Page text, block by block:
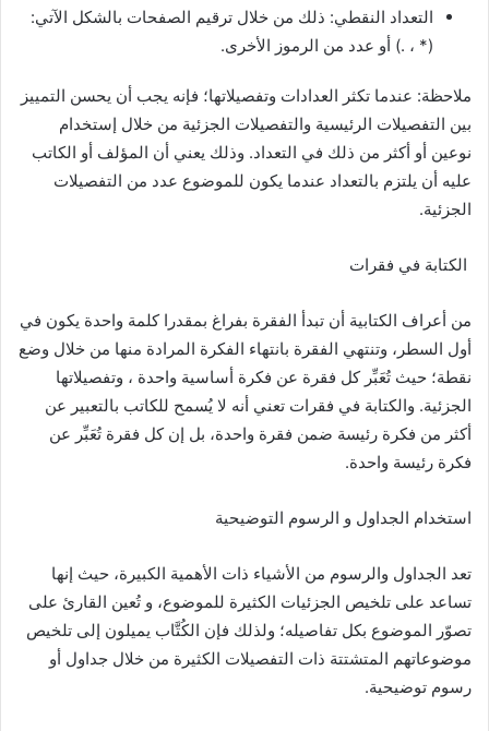
التعداد النقطي: ذلك من خلال ترقيم الصفحات بالشكل الآتي:
(* ، .) أو عدد من الرموز الأخرى.
ملاحظة: عندما تكثر العدادات وتفصيلاتها؛ فإنه يجب أن يحسن التمييز
بين التفصيلات الرئيسية والتفصيلات الجزئية من خلال إستخدام
نوعين أو أكثر من ذلك في التعداد. وذلك يعني أن المؤلف أو الكاتب
عليه أن يلتزم بالتعداد عندما يكون للموضوع عدد من التفصيلات
الجزئية.
الكتابة في فقرات
من أعراف الكتابية أن تبدأ الفقرة بفراغ بمقدرا كلمة واحدة يكون في
أول السطر، وتنتهي الفقرة بانتهاء الفكرة المرادة منها من خلال وضع
نقطة؛ حيث تُعَبِّر كل فقرة عن فكرة أساسية واحدة ، وتفصيلاتها
الجزئية. والكتابة في فقرات تعني أنه لا يُسمح للكاتب بالتعبير عن
أكثر من فكرة رئيسة ضمن فقرة واحدة، بل إن كل فقرة تُعَبِّر عن
فكرة رئيسة واحدة.
استخدام الجداول و الرسوم التوضيحية
تعد الجداول والرسوم من الأشياء ذات الأهمية الكبيرة، حيث إنها
تساعد على تلخيص الجزئيات الكثيرة للموضوع، و تُعين القارئ على
تصوّر الموضوع بكل تفاصيله؛ ولذلك فإن الكُتَّاب يميلون إلى تلخيص
موضوعاتهم المتشتتة ذات التفصيلات الكثيرة من خلال جداول أو
رسوم توضيحية.